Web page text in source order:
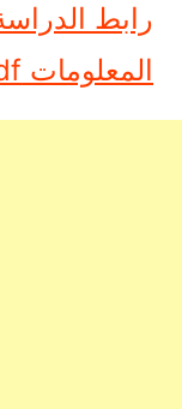
رابط
المعلومات pdf